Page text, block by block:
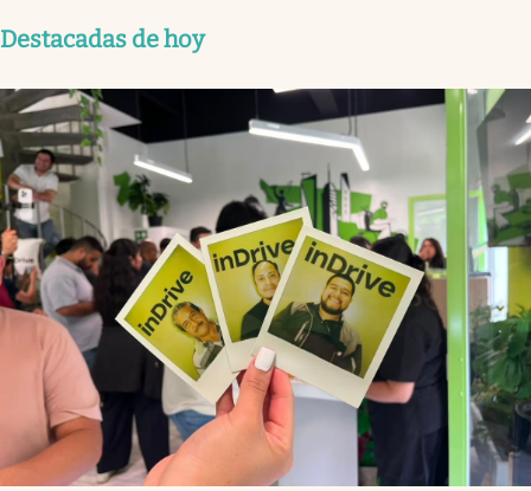
Destacadas de hoy